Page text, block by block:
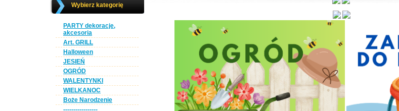
Wybierz kategorię
PARTY dekoracje,
akcesoria
Art. GRILL
Halloween
JESIEŃ
OGRÓD
WALENTYNKI
WIELKANOC
Boże Narodzenie
-----------------